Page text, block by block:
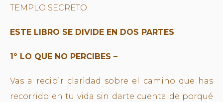
TEMPLO SECRETO.
ESTE LIBRO SE DIVIDE EN DOS PARTES
1º LO QUE NO PERCIBES –
Vas a recibir claridad sobre el camino que has
recorrido en tu vida sin darte cuenta de porqué